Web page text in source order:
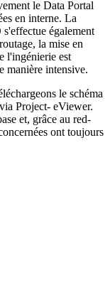
le Data Portal
en interne. La
également
la mise en
l'ingénierie est
manière intensive.
le schéma
Project- eViewer.
et, grâce au red-
ont toujours